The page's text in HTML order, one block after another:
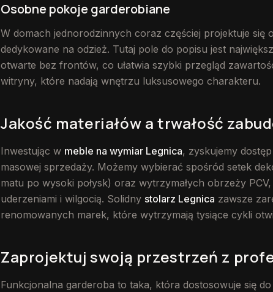
Osobne pokoje garderobiane
W domach jednorodzinnych coraz częściej projektuje się
dedykowane na odzież. Tutaj pole do popisu jest
otwarte bez frontów, co ułatwia szybki przegląd
witryny, które nadają wnętrzu luksusowego charakteru.
Jakość materiałów a trwałość
Inwestując w meble na wymiar Legnica, zyskujemy
masowej sprzedaży. Możemy wybierać spośród setek
matu po wysoki połysk) oraz wytrzymałych obrzeży
uderzeniami i wilgocią. Solidny stolarz Legnica zawsze
renomowanych marek, które wytrzymają tysiące cykli
Zaprojektuj swoją przestrzeń z
Funkcjonalna garderoba to taka, która dostosowuje się